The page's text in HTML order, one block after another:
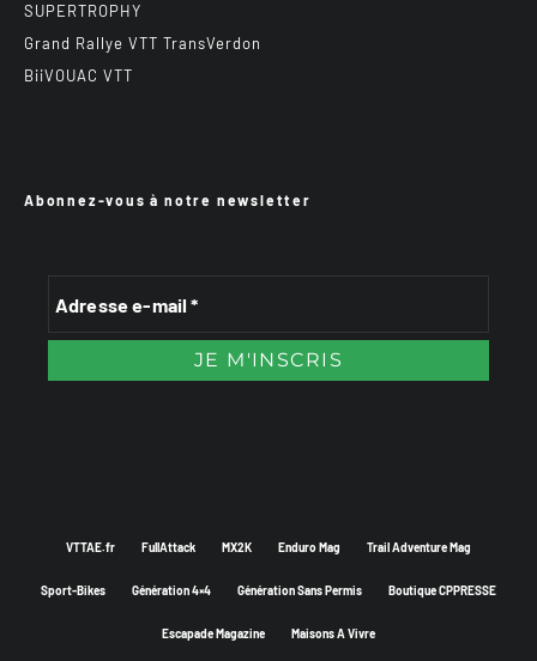
SUPERTROPHY
Grand Rallye VTT TransVerdon
BiiVOUAC VTT
Abonnez-vous à notre newsletter
VTTAE.fr FullAttack MX2K Enduro Mag Trail Adventure Mag
Sport-Bikes Génération 4×4 Génération Sans Permis Boutique CPPRESSE
Escapade Magazine Maisons A Vivre